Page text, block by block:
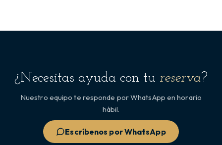
¿Necesitas ayuda con tu reserva?
Nuestro equipo te responde por WhatsApp en horario
hábil.
Escríbenos por WhatsApp